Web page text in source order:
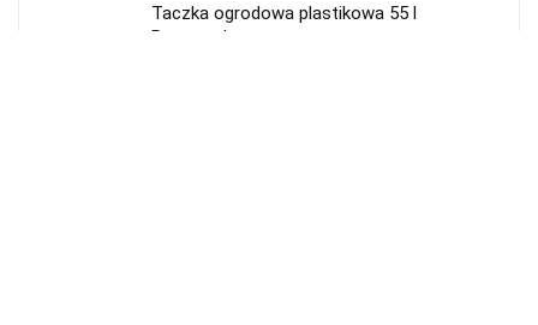
Taczka ogrodowa plastikowa 55 l
Prosperplast czarna